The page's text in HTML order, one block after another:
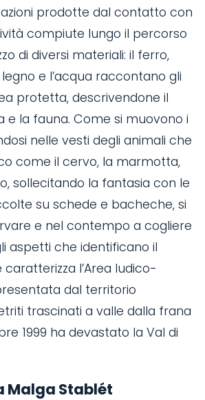
prodotte dal contatto con
compiute lungo il percorso
di diversi materiali: il ferro,
legno e l’acqua raccontano gli
protetta, descrivendone il
e la fauna. Come si muovono i
nelle vesti degli animali che
come il cervo, la marmotta,
sollecitando la fantasia con le
su schede e bacheche, si
e nel contempo a cogliere
aspetti che identificano il
l’Area ludico-
dal territorio
trascinati a valle dalla frana
1999 ha devastato la Val di
Malga Stablét